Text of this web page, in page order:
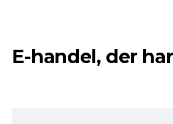
E-handel, der